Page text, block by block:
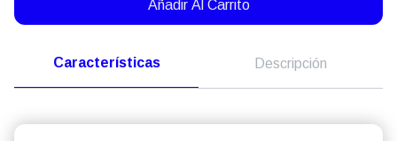
Añadir Al Carrito
Características Descripción